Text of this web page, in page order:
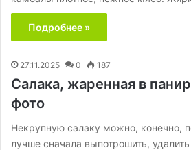
Подробнее »
27.11.2025 0 187
Салака, жаренная в
фото
Некрупную салаку можно, конечно,
лучше сначала выпотрошить,